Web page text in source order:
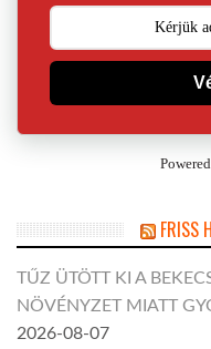
FRISS
TŰZ ÜTÖTT KI A
NÖVÉNYZET MIATT
2026-08-07